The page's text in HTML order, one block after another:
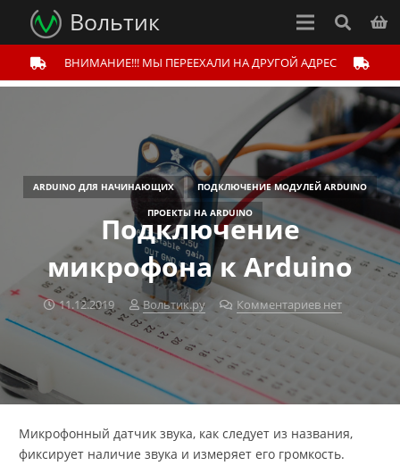
Вольтик
ВНИМАНИЕ!!! МЫ ПЕРЕЕХАЛИ НА ДРУГОЙ АДРЕС
Подключение
микрофона к Arduino
11.12.2019 Вольтик.ру
ARDUINO ДЛЯ НАЧИНАЮЩИХ ПОДКЛЮЧЕНИЕ МОДУЛЕЙ ARDUINO
ПРОЕКТЫ НА ARDUINO
Комментариев нет
Микрофонный датчик звука, как следует из названия,
фиксирует наличие звука и измеряет его громкость.